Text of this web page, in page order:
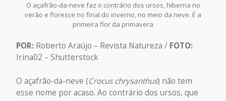
O açafrão-da-neve faz o contrário dos ursos, hiberna no
verão e floresce no final do inverno, no meio da neve. É a
primeira flor da primavera
POR: Roberto Araújo – Revista Natureza / FOTO:
Irina02 – Shutterstock
O açafrão-da-neve (Crocus chrysanthus) não tem
esse nome por acaso. Ao contrário dos ursos, que